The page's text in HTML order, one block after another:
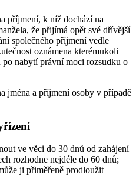
příjmení, k níž dochází na
že přijímá opět své dřívější
společného příjmení vedle
oznámena kterémukoli
po nabytí právní moci rozsudku o
jména a příjmení osoby v případě
ve věci do 30 dnů od zahájení
rozhodne nejdéle do 60 dnů;
ji přiměřeně prodloužit